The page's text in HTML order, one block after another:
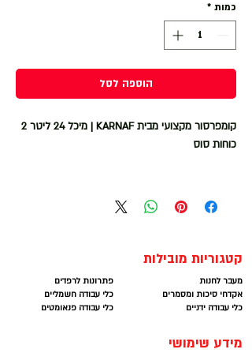
כמות *
הוספה לסל
קומפרסור מקצועי מבית KARNAF | מיכל 24 ליטר 2
כוחות סוס
הספק מנוע 2HP
ספיקה 200 ליטר לדקה
סל"ד 2850
אחריות לשנה ע״י היבואן הרשמי
קטגוריות מובילות
פתרונות לרפדים
כלי עבודה חשמליים
כלי עבודה פנאומטים
מעבר לחנות
אקדחי סיכות ומסמרים
כלי עבודה ידניים
מידע שימושי